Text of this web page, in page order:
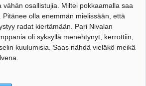
vähän osallistujia. Miltei pokkaamalla saa
Pitänee olla enemmän mielissään, että
radat kiertämään. Pari Nivalan
oli syksyllä menehtynyt, kerrottiin,
kuulumisia. Saas nähdä vieläkö meikä